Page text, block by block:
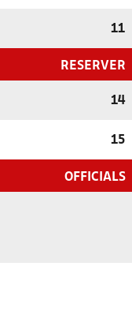
11
RESERVER
14
15
OFFICIALS